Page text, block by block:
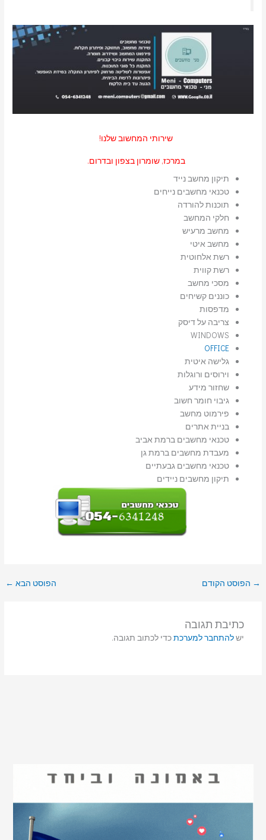
שירותי המחשוב שלנו!
במרכז, שומרון בצפון ובדרום.
תיקון מחשב נייד
טכנאי מחשבים נייחים
תוכנות להורדה
חלקי המחשב
מחשב מרעיש
מחשב איטי
רשת אלחוטית
רשת קווית
מסכי מחשב
כוננים קשיחים
מדפסות
צריבה על דיסק
WINDOWS
OFFICE
גלישה איטית
וירוסים ורוגלות
שחזור מידע
גיבוי חומר חשוב
פירמוט מחשב
בניית אתרים
טכנאי מחשבים ברמת אביב
מעבדת מחשבים ברמת גן
טכנאי מחשבים גבעתיים
תיקון מחשבים ניידים
→ הפוסט הקודם הפוסט הבא ←
כתיבת תגובה
ישלהתחבר למערכתכדי לכתוב תגובה.